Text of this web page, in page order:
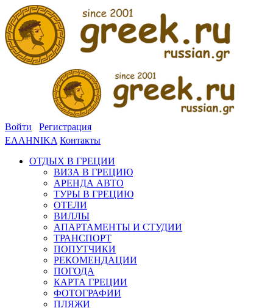
Войти
Регистрация
ΕΛΛΗΝΙΚΑ Контакты
ОТДЫХ В ГРЕЦИИ
ВИЗА В ГРЕЦИЮ
АРЕНДА АВТО
ТУРЫ В ГРЕЦИЮ
ОТЕЛИ
ВИЛЛЫ
АПАРТАМЕНТЫ И СТУДИИ
ТРАНСПОРТ
ПОПУТЧИКИ
РЕКОМЕНДАЦИИ
ПОГОДА
КАРТА ГРЕЦИИ
ФОТОГРАФИИ
ПЛЯЖИ